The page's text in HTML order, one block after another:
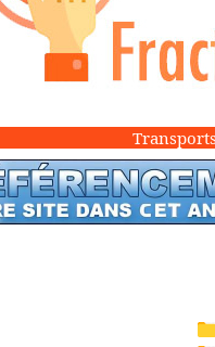
Transports